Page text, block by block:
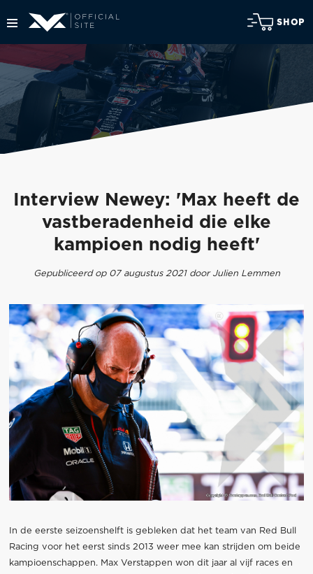
SHOP
Interview Newey: 'Max heeft de
vastberadenheid die elke
kampioen nodig heeft'
Gepubliceerd op 07 augustus 2021 door Julien Lemmen
In de eerste seizoenshelft is gebleken dat het team van Red Bull
Racing voor het eerst sinds 2013 weer mee kan strijden om beide
kampioenschappen. Max Verstappen won dit jaar al vijf races en